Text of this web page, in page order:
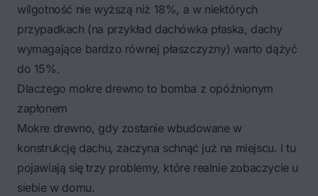
wilgotność nie wyższą niż 18%, a w niektórych
przypadkach (na przykład dachówka płaska, dachy
wymagające bardzo równej płaszczyzny) warto dążyć
do 15%.
Dlaczego mokre drewno to bomba z opóźnionym
zapłonem
Mokre drewno, gdy zostanie wbudowane w
konstrukcję dachu, zaczyna schnąć już na miejscu. I tu
pojawiają się trzy problemy, które realnie zobaczycie u
siebie w domu.